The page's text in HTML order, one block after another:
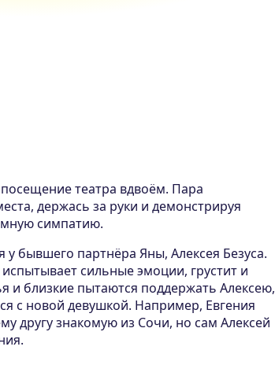
театра вдвоём. Пара
держась за руки и демонстрируя
симпатию.
у бывшего партнёра Яны, Алексея Безуса.
сильные эмоции, грустит и
и близкие пытаются поддержать Алексею,
с новой девушкой. Например, Евгения
другу знакомую из Сочи, но сам Алексей